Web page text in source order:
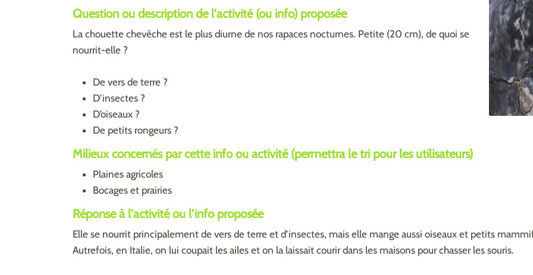
Question ou description de l'activité (ou info) proposée
La chouette chevêche est le plus diurne de nos rapaces nocturnes. Petite (20 cm), de quoi se
nourrit-elle ?
De vers de terre ?
D’insectes ?
D’oiseaux ?
De petits rongeurs ?
Milieux concernés par cette info ou activité (permettra le tri pour les utilisateurs)
Plaines agricoles
Bocages et prairies
Réponse à l'activité ou l'info proposée
Elle se nourrit principalement de vers de terre et d’insectes, mais elle mange aussi oiseaux et petits
Autrefois, en Italie, on lui coupait les ailes et on la laissait courir dans les maisons pour chasser les souris.